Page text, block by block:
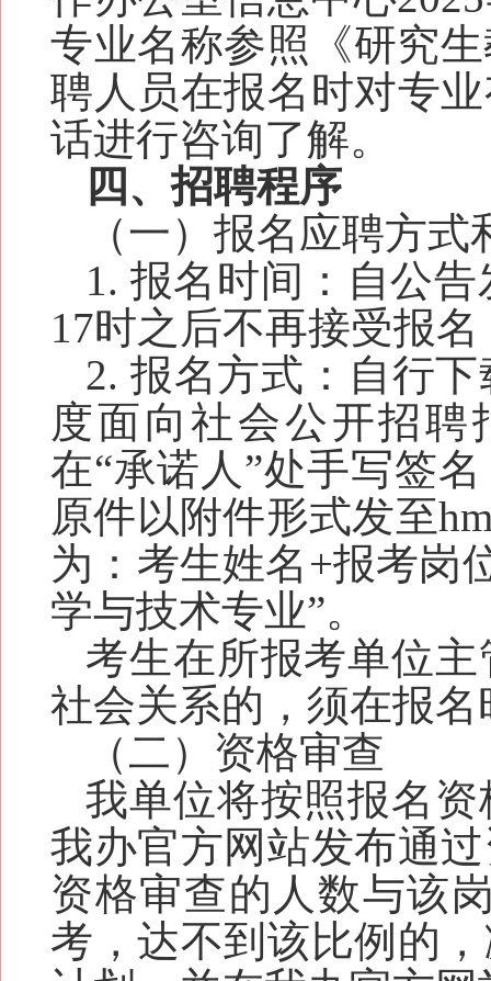
专业名称参照《研究
聘人员在报名时对专
话进行咨询了解。
四、招聘程序
（一）报名应聘方式
1. 报名时间：自公
17时之后不再接受报
2. 报名方式：自行
度面向社会公开招聘
在“承诺人”处手写签
原件以附件形式发至
为：考生姓名+报考岗
学与技术专业”。
考生在所报考单位
社会关系的，须在报名
（二）资格审查
我单位将按照报名
我办官方网站发布通
资格审查的人数与该
考，达不到该比例的，